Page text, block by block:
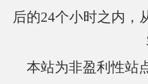
后的24个小时之内，
本站为非盈利性站